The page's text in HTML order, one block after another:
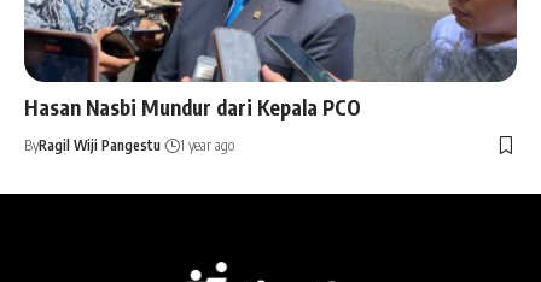
Hasan Nasbi Mundur dari Kepala PCO
ByRagil Wiji Pangestu 1 year ago